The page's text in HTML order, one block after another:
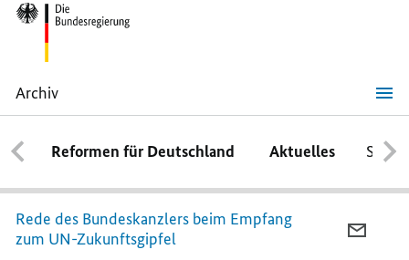
Archiv
„Unsere
Zusammenarbeit
zeigt,
was
alles
möglich
ist“
Reformen für Deutschland Aktuelles
Rede des Bundeskanzlers beim Empfang
zum UN-Zukunftsgipfel